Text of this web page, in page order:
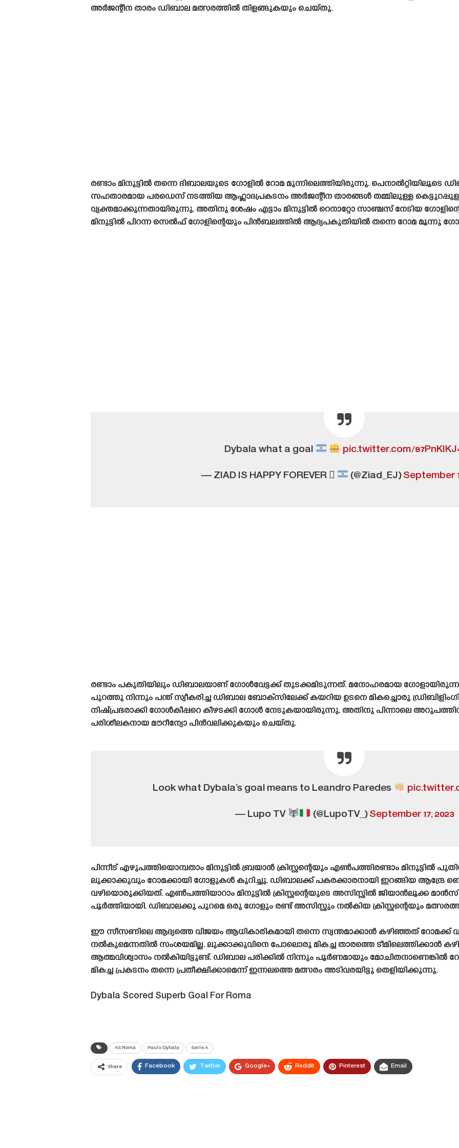
അർജന്റീന താരം ഡിബാല മത്സരത്തിൽ തിളങ്ങുകയും ചെയ്‌തു.
രണ്ടാം മിനുട്ടിൽ തന്നെ ദിബാലയുടെ ഗോളിൽ റോമ മുന്നിലെത്തിയിരുന്നു. പെനാൽറ്റിയിലൂടെ
സഹതാരമായ പരഡെസ് നടത്തിയ ആഹ്ലാദപ്രകടനം അർജന്റീന താരങ്ങൾ തമ്മിലുള്ള
വ്യക്തമാക്കുന്നതായിരുന്നു. അതിനു ശേഷം എട്ടാം മിനുട്ടിൽ റെനാറ്റോ സാഞ്ചസ്‌ നേടിയ
മിനുട്ടിൽ പിറന്ന സെൽഫ് ഗോളിന്റെയും പിൻബലത്തിൽ ആദ്യപകുതിയിൽ തന്നെ റോമ മൂന്നു
Dybala what a goal pic.twitter.com/
— ZIAD IS HAPPY FOREVER  (@Ziad_EJ)September
രണ്ടാം പകുതിയിലും ഡിബാലയാണ് ഗോൾവേട്ടക്ക് തുടക്കമിടുന്നത്. മനോഹരമായ
പുറത്തു നിന്നും പന്ത് സ്വീകരിച്ച ഡിബാല ബോക്‌സിലേക്ക് കയറിയ ഉടനെ മികച്ചൊരു
നിഷ്പ്രഭരാക്കി ഗോൾകീപ്പറെ കീഴടക്കി ഗോൾ നേടുകയായിരുന്നു. അതിനു പിന്നാലെ
പരിശീലകനായ മൗറീന്യോ പിൻവലിക്കുകയും ചെയ്‌തു.
Look what Dybala’s goal means to Leandro Paredes
— Lupo TV (@LupoTV_)September 17, 2023
പിന്നീട് എഴുപത്തിയൊമ്പതാം മിനുട്ടിൽ ബ്രയാൻ ക്രിസ്റ്റന്റെയും എൺപത്തിരണ്ടാം മിനുട്ടിൽ
ലുക്കാക്കുവും റോമക്കായി ഗോളുകൾ കുറിച്ചു. ഡിബാലക്ക് പകരക്കാരനായി ഇറങ്ങിയ ആന്ദ്രേ
വഴിയൊരുക്കിയത്. എൺപത്തിയാറാം മിനുട്ടിൽ ക്രിസ്റ്റന്റെയുടെ അസിസ്റ്റിൽ ജിയാൻലൂക്ക
പൂർത്തിയായി. ഡിബാലക്കു പുറമെ ഒരു ഗോളും രണ്ട് അസിസ്റ്റും നൽകിയ ക്രിസ്റ്റന്റെയും
ഈ സീസണിലെ ആദ്യത്തെ വിജയം ആധികാരികമായി തന്നെ സ്വന്തമാക്കാൻ കഴിഞ്ഞത് റോമക്ക്
നൽകുമെന്നതിൽ സംശയമില്ല. ലുക്കാക്കുവിനെ പോലൊരു മികച്ച താരത്തെ ടീമിലെത്തിക്കാൻ
ആത്മവിശ്വാസം നൽകിയിട്ടുണ്ട്. ഡിബാല പരിക്കിൽ നിന്നും പൂർണമായും
മികച്ച പ്രകടനം തന്നെ പ്രതീക്ഷിക്കാമെന്ന് ഇന്നലത്തെ മത്സരം അടിവരയിട്ടു തെളിയിക്കുന്നു.
Dybala Scored Superb Goal For Roma
AS Roma Paulo Dybala Serie A
Share Facebook Twitter Google+ ReddIt Pinterest Email